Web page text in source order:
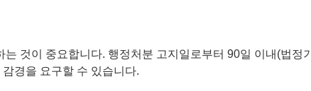
것이 중요합니다. 행정처분 고지일로부터 90일 이내(법
경을 요구할 수 있습니다.